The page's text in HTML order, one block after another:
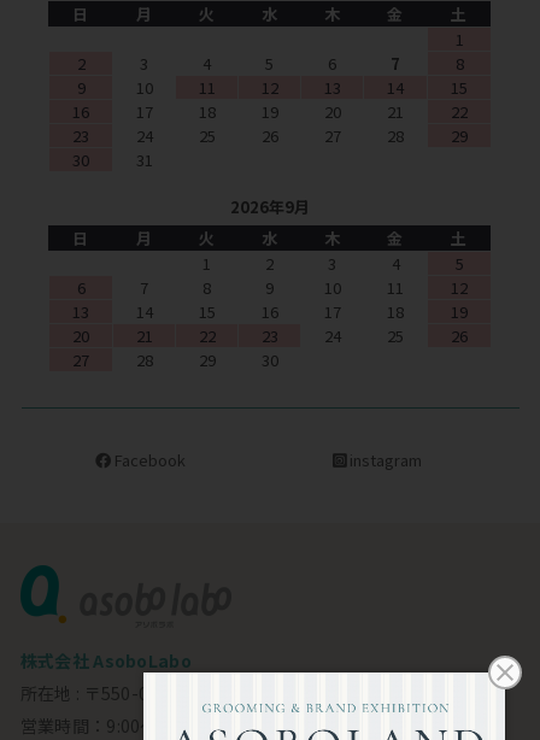
日
月 火 水 木 金
土
1
2
3 4 5 6 7
8
9
10 11 12 13 14
15
16
17 18 19 20 21
22
23
24 25 26 27 28
29
30
31
2026年9月
日
月 火 水 木 金
土
1
2 3 4
5
6
7 8 9 10 11
12
13
14 15 16 17 18
19
20
21 22 23 24 25
26
27
28 29 30
Facebook instagram
株式会社 AsoboLabo
所在地 : 〒550-0002 大阪市西区江戸堀1-23-11 6F
営業時間：9:00～18:00